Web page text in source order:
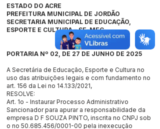
ESTADO DO ACRE
PREFEITURA MUNICIPAL DE JORDÃO
SECRETARIA MUNICIPAL DE EDUCAÇÃO,
ESPORTE E CULTURA – SE-MEC
PORTARIA Nº 02, DE 27 DE JUNHO DE 2025
A Secretária de Educação, Esporte e Cultura no
uso das atribuições legais e com fundamento no
art. 156 da Lei no 14.133/2021,
RESOLVE:
Art. 1o - Instaurar Processo Administrativo
Sancionador para apurar a responsabilidade da
empresa D F SOUZA PINTO, inscrita no CNPJ sob
o no 50.685.456/0001-00 pela inexecução